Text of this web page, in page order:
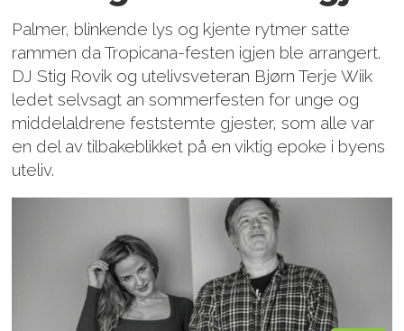
Palmer, blinkende lys og kjente rytmer satte
rammen da Tropicana-festen igjen ble arrangert.
DJ Stig Rovik og utelivsveteran Bjørn Terje Wiik
ledet selvsagt an sommerfesten for unge og
middelaldrene feststemte gjester, som alle var
en del av tilbakeblikket på en viktig epoke i byens
uteliv.